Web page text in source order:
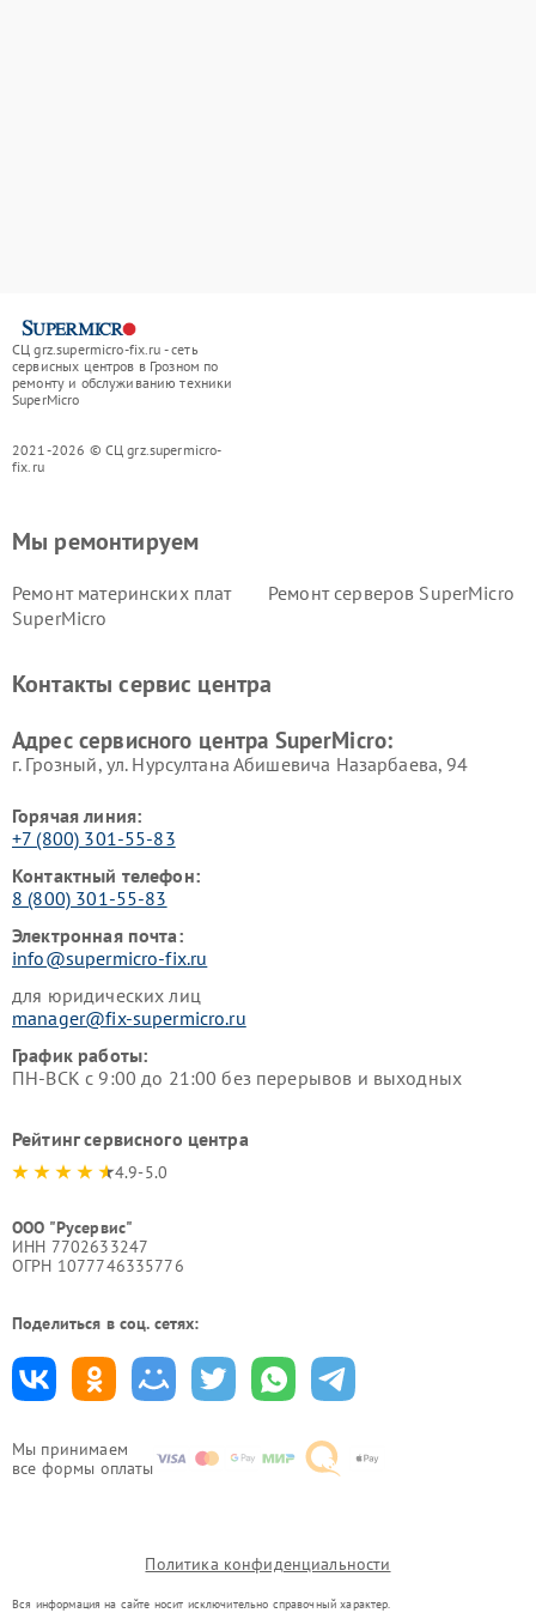
СЦ grz.supermicro-fix.ru - сеть
сервисных центров в Грозном по
ремонту и обслуживанию техники
SuperMicro
2021-2026 © СЦ grz.supermicro-
fix.ru
Мы принимаем
все формы оплаты
Мы ремонтируем
Ремонт материнских плат
SuperMicro
Ремонт серверов SuperMicro
Контакты сервис центра
Адрес сервисного центра SuperMicro:
г. Грозный, ул. Нурсултана Абишевича Назарбаева, 94
Горячая линия:
+7 (800) 301-55-83
Контактный телефон:
8 (800) 301-55-83
Электронная почта:
info@supermicro-fix.ru
для юридических лиц
manager@fix-supermicro.ru
График работы:
ПН-ВСК с 9:00 до 21:00 без перерывов и выходных
Рейтинг сервисного центра
4.9-5.0
ООО "Русервис"
ИНН 7702633247
ОГРН 1077746335776
Поделиться в соц. сетях:
Политика конфиденциальности
Вся информация на сайте носит исключительно справочный характер.